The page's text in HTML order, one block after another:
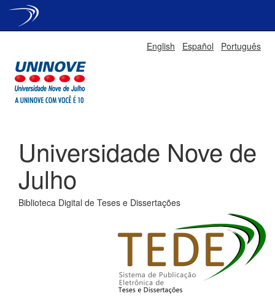
English Español Português
Universidade Nove de
Julho
Biblioteca Digital de Teses e Dissertações